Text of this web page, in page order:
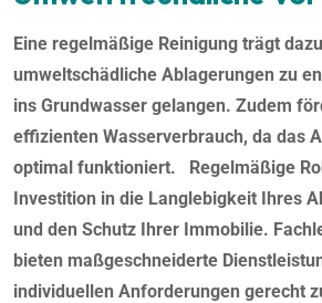
Eine regelmäßige Reinigung trägt
umweltschädliche Ablagerungen zu
ins Grundwasser gelangen. Zudem
effizienten Wasserverbrauch, da das
optimal funktioniert. Regelmäßige
Investition in die Langlebigkeit Ihres
und den Schutz Ihrer Immobilie.
bieten maßgeschneiderte
individuellen Anforderungen gerecht